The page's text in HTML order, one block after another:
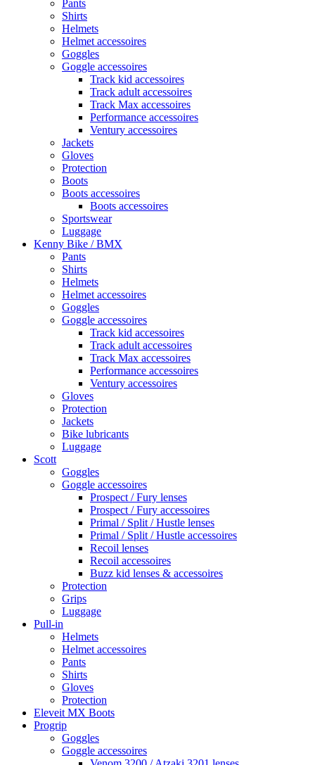
Pants
Shirts
Helmets
Helmet accessoires
Goggles
Goggle accessoires
Track kid accessoires
Track adult accessoires
Track Max accessoires
Performance accessoires
Ventury accessoires
Jackets
Gloves
Protection
Boots
Boots accessoires
Boots accessoires
Sportswear
Luggage
Kenny Bike / BMX
Pants
Shirts
Helmets
Helmet accessoires
Goggles
Goggle accessoires
Track kid accessoires
Track adult accessoires
Track Max accessoires
Performance accessoires
Ventury accessoires
Gloves
Protection
Jackets
Bike lubricants
Luggage
Scott
Goggles
Goggle accessoires
Prospect / Fury lenses
Prospect / Fury accessoires
Primal / Split / Hustle lenses
Primal / Split / Hustle accessoires
Recoil lenses
Recoil accessoires
Buzz kid lenses & accessoires
Protection
Grips
Luggage
Pull-in
Helmets
Helmet accessoires
Pants
Shirts
Gloves
Protection
Eleveit MX Boots
Progrip
Goggles
Goggle accessoires